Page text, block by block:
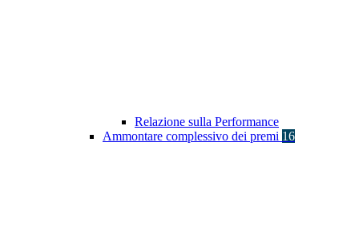
Relazione sulla Performance
Ammontare complessivo dei premi 16